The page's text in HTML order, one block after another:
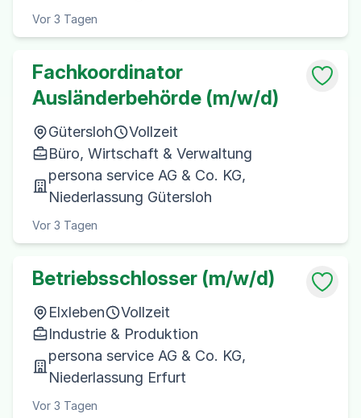
Vor 3 Tagen
Fachkoordinator
Ausländerbehörde (m/w/d)
Gütersloh
Vollzeit
Büro, Wirtschaft & Verwaltung
persona service AG & Co. KG,
Niederlassung Gütersloh
Vor 3 Tagen
Betriebsschlosser (m/w/d)
Elxleben
Vollzeit
Industrie & Produktion
persona service AG & Co. KG,
Niederlassung Erfurt
Vor 3 Tagen